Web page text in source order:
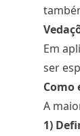
Em
ser
Como
A
1)